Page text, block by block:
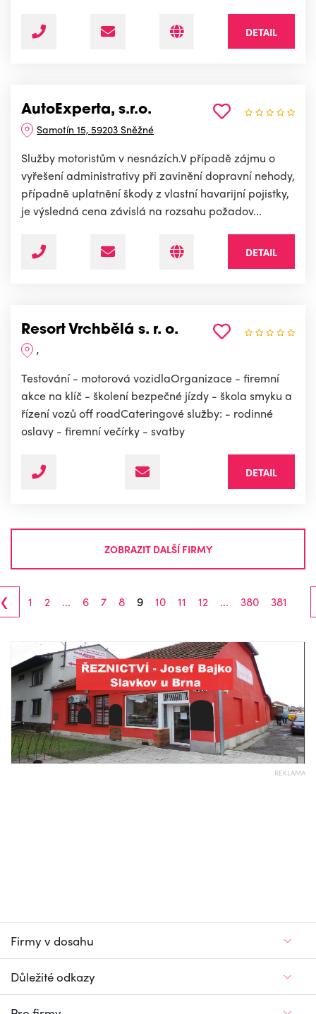
DETAIL
AutoExperta, s.r.o.
Samotín 15, 59203 Sněžné
Služby motoristům v nesnázích.V případě zájmu o
vyřešení administrativy při zavinění dopravní nehody,
případně uplatnění škody z vlastní havarijní pojistky,
je výsledná cena závislá na rozsahu požadov...
DETAIL
Resort Vrchbělá s. r. o.
,
Testování - motorová vozidlaOrganizace - firemní
akce na klíč - školení bezpečné jízdy - škola smyku a
řízení vozů off roadCateringové služby: - rodinné
oslavy - firemní večírky - svatby
DETAIL
ZOBRAZIT DALŠÍ FIRMY
‹ 1 2 ... 6 7 8 9 10 11 12 ... 380 381
REKLAMA
Firmy v dosahu
Důležité odkazy